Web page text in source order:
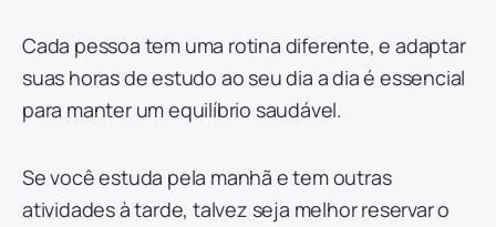
Cada pessoa tem uma rotina diferente, e adaptar
suas horas de estudo ao seu dia a dia é essencial
para manter um equilíbrio saudável.
Se você estuda pela manhã e tem outras
atividades à tarde, talvez seja melhor reservar o